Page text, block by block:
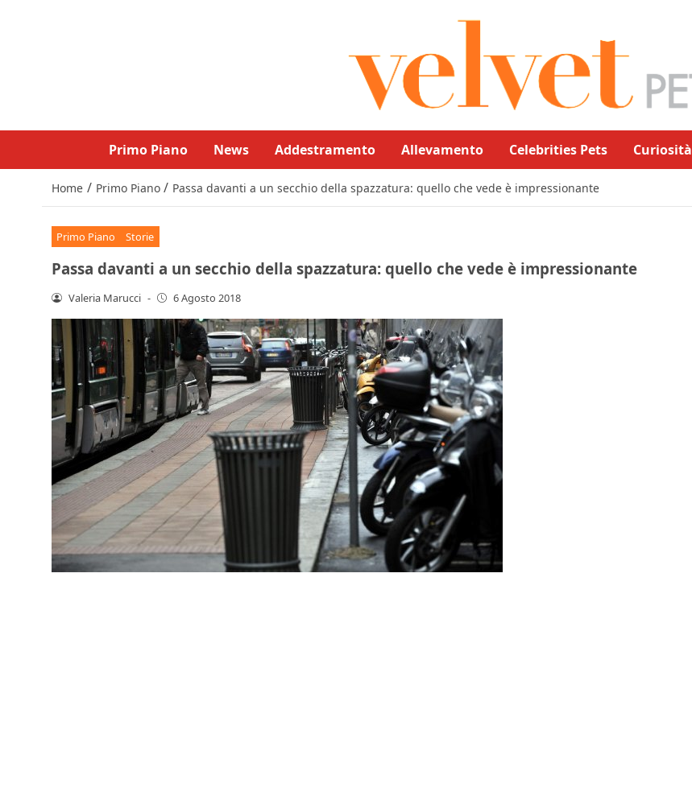
Primo Piano News Addestramento Allevamento Celebrities Pets Curiosità
Home / Primo Piano / Passa davanti a un secchio della spazzatura: quello che vede è impressionante
Primo Piano Storie
Passa davanti a un secchio della spazzatura: quello che vede è impressionante
Valeria Marucci - 6 Agosto 2018